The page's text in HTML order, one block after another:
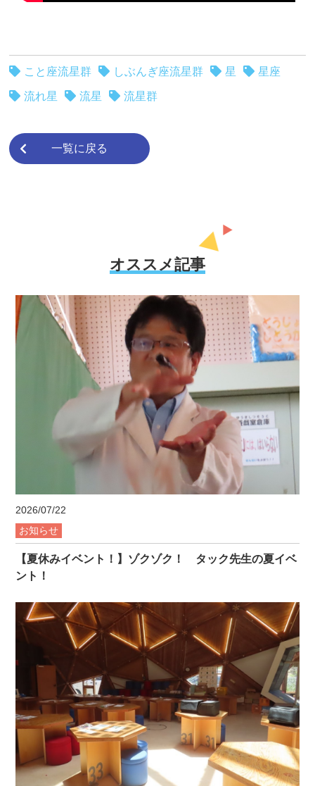
こと座流星群 しぶんぎ座流星群 星 星座
流れ星 流星 流星群
一覧に戻る
オススメ記事
2026/07/22
お知らせ
【夏休みイベント！】ゾクゾク！ タック先生の夏イベ
ント！